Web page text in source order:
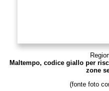
Maltempo, codice giallo per
zone
(fonte foto